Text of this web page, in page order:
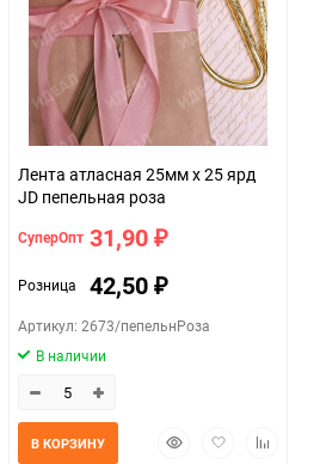
Лента атласная 25мм х 25 ярд
JD пепельная роза
СуперОпт 31,90 ₽
Розница 42,50 ₽
Артикул: 2673/пепельнРоза
В наличии
БыстрыйДобавить
В КОРЗИНУ